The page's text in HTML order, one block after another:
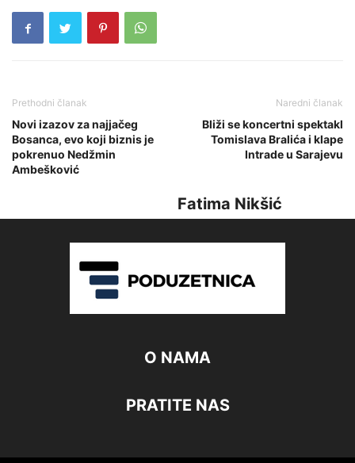
Prethodni članak
Novi izazov za najjačeg
Bosanca, evo koji biznis je
pokrenuo Nedžmin
Ambešković
Naredni članak
Bliži se koncertni spektakl
Tomislava Bralića i klape
Intrade u Sarajevu
Fatima Nikšić
O NAMA
PRATITE NAS